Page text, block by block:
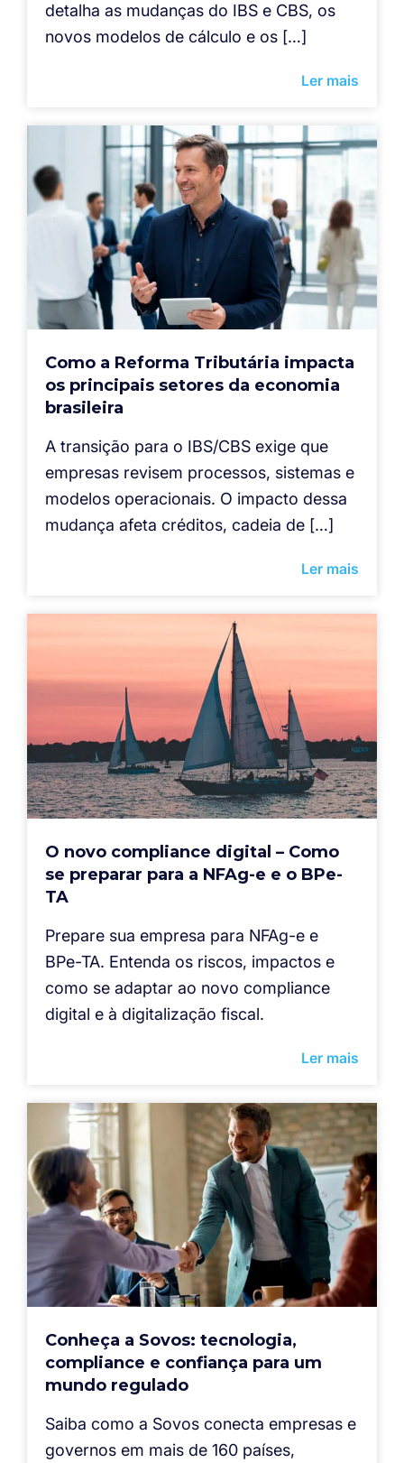
detalha as mudanças do IBS e CBS, os
novos modelos de cálculo e os […]
Ler mais
Como a Reforma Tributária impacta
os principais setores da economia
brasileira
A transição para o IBS/CBS exige que
empresas revisem processos, sistemas e
modelos operacionais. O impacto dessa
mudança afeta créditos, cadeia de […]
Ler mais
O novo compliance digital – Como
se preparar para a NFAg-e e o BPe-
TA
Prepare sua empresa para NFAg-e e
BPe-TA. Entenda os riscos, impactos e
como se adaptar ao novo compliance
digital e à digitalização fiscal.
Ler mais
Conheça a Sovos: tecnologia,
compliance e confiança para um
mundo regulado
Saiba como a Sovos conecta empresas e
governos em mais de 160 países,